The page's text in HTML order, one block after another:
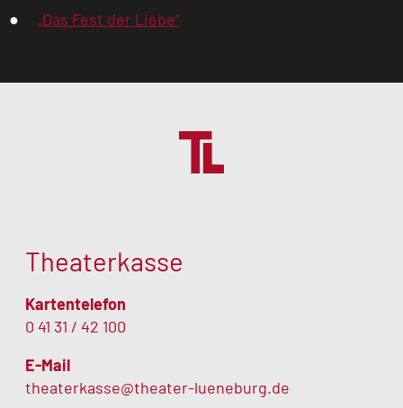
„Das Fest der Liebe“
Theaterkasse
Kartentelefon
0 41 31 / 42 100
E-Mail
theaterkasse@theater-lueneburg.de